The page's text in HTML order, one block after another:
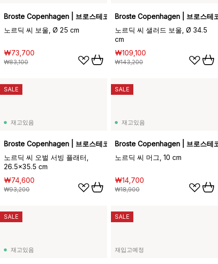
Broste Copenhagen | 브로스테코펜하겐
노르딕 씨 보울, Ø 25 cm
₩73,700
₩83,100
Broste Copenhagen | 브로스테
노르딕 씨 샐러드 보울, Ø 34.5
cm
₩109,100
₩143,200
재고있음
Broste Copenhagen | 브로스테코펜하겐
노르딕 씨 오벌 서빙 플래터,
26.5x35.5 cm
₩74,600
₩93,200
SALE
재고있음
Broste Copenhagen | 브로스테
노르딕 씨 머그, 10 cm
₩14,700
₩18,900
SALE
재고있음
SALE
재입고예정
SALE